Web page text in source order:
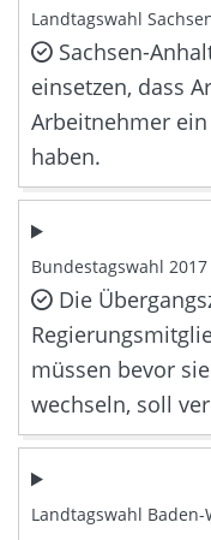
Landtagswahl
Sachsen-
einsetzen, dass
Arbeitnehmer
haben.
Bundestagswahl
Die
müssen bevor
wechseln, soll
Landtagswahl